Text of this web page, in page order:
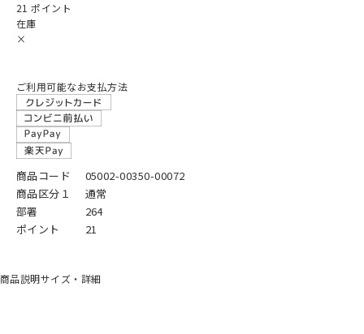
21 ポイント
在庫
×
ご利用可能なお支払方法
商品コード
05002-00350-00072
商品区分１
通常
部署
264
ポイント
21
商品説明サイズ・詳細